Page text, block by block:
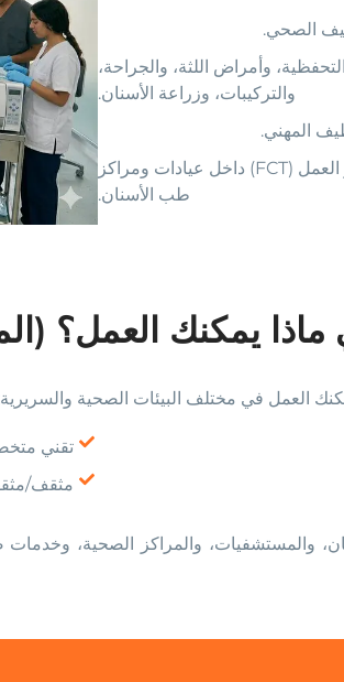
الصحي.
وأمراض اللثة، والجراحة،
والتركيبات، وزراعة الأسنان.
المهني.
اكتساب خبرة مهنية من خلال التدريب في مراكز العمل (FCT) داخل عيادات ومراكز
طب الأسنان.
يمكنك العمل؟
العمل في مختلف البيئات الصحية
تقني
مثقف/
والمستشفيات، والمراكز الصحية،